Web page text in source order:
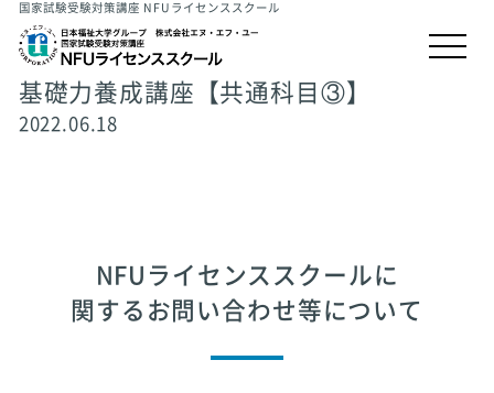
国家試験受験対策講座 NFUライセンススクール
基礎力養成講座【共通科目③】
2022.06.18
NFUライセンススクールに
関するお問い合わせ等について